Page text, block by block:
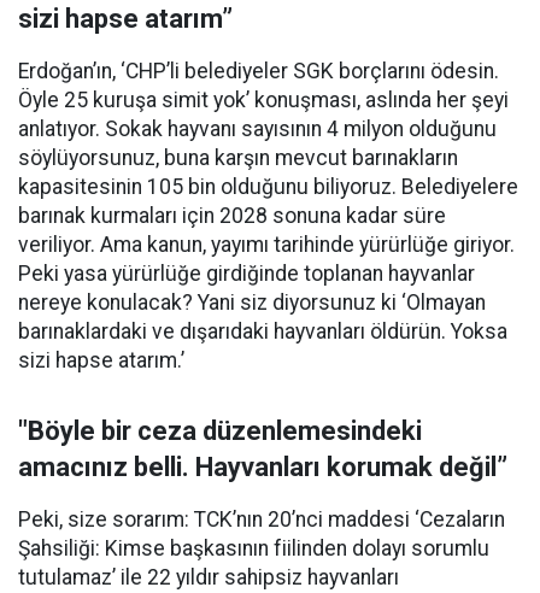
sizi hapse atarım”
Erdoğan’ın, ‘CHP’li belediyeler SGK borçlarını ödesin.
Öyle 25 kuruşa simit yok’ konuşması, aslında her şeyi
anlatıyor. Sokak hayvanı sayısının 4 milyon olduğunu
söylüyorsunuz, buna karşın mevcut barınakların
kapasitesinin 105 bin olduğunu biliyoruz. Belediyelere
barınak kurmaları için 2028 sonuna kadar süre
veriliyor. Ama kanun, yayımı tarihinde yürürlüğe giriyor.
Peki yasa yürürlüğe girdiğinde toplanan hayvanlar
nereye konulacak? Yani siz diyorsunuz ki ‘Olmayan
barınaklardaki ve dışarıdaki hayvanları öldürün. Yoksa
sizi hapse atarım.’
"Böyle bir ceza düzenlemesindeki
amacınız belli. Hayvanları korumak değil”
Peki, size sorarım: TCK’nın 20’nci maddesi ‘Cezaların
Şahsiliği: Kimse başkasının fiilinden dolayı sorumlu
tutulamaz’ ile 22 yıldır sahipsiz hayvanları